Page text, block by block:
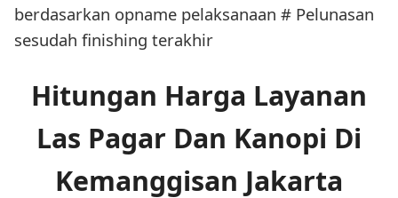
berdasarkan opname pelaksanaan # Pelunasan
sesudah finishing terakhir
Hitungan Harga Layanan
Las Pagar Dan Kanopi Di
Kemanggisan Jakarta